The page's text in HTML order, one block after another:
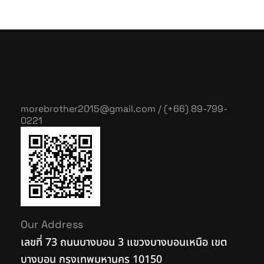
morebrother2015@gmail.com / (+66) 89-799-
0221
Our Address
เลขที่ 73 ถนนบางบอน 3 แขวงบางบอนเหนือ เขต
บางบอน กรุงเทพมหานคร 10150